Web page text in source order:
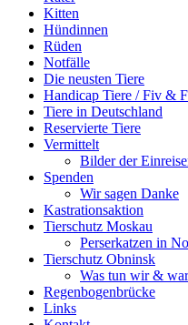
Kitten
Hündinnen
Rüden
Notfälle
Die neusten Tiere
Handicap Tiere / Fiv &
Tiere in Deutschland
Reservierte Tiere
Vermittelt
Bilder der
Spenden
Wir sagen Danke
Kastrationsaktion
Tierschutz Moskau
Perserkatzen in
Tierschutz Obninsk
Was tun wir &
Regenbogenbrücke
Links